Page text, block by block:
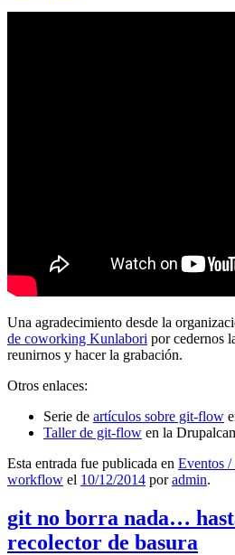
Una agradecimiento desde la
de coworking Kunlabori por cedernos
reunirnos y hacer la grabación.
Otros enlaces:
Serie de artículos sobre git-flow
Taller de git-flow en la
Esta entrada fue publicada en Eventos /
workflow el 10/12/2014 poradmin.
git no borra nada…
recolector de basura